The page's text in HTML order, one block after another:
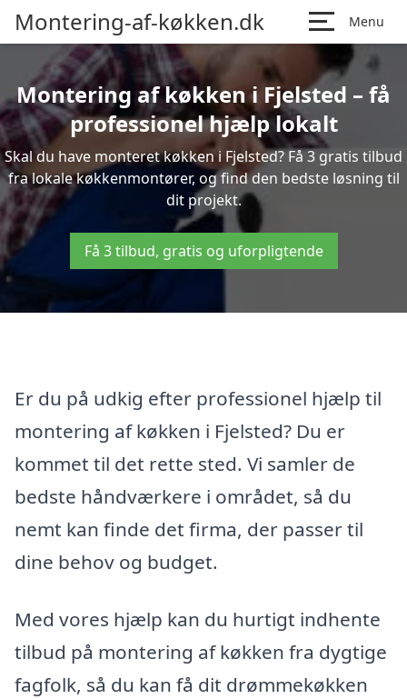
Montering-af-køkken.dk Menu
Montering af køkken i Fjelsted – få
professionel hjælp lokalt
Skal du have monteret køkken i Fjelsted? Få 3 gratis tilbud
fra lokale køkkenmontører, og find den bedste løsning til
dit projekt.
Få 3 tilbud, gratis og uforpligtende
Er du på udkig efter professionel hjælp til
montering af køkken i Fjelsted? Du er
kommet til det rette sted. Vi samler de
bedste håndværkere i området, så du
nemt kan finde det firma, der passer til
dine behov og budget.
Med vores hjælp kan du hurtigt indhente
tilbud på montering af køkken fra dygtige
fagfolk, så du kan få dit drømmekøkken